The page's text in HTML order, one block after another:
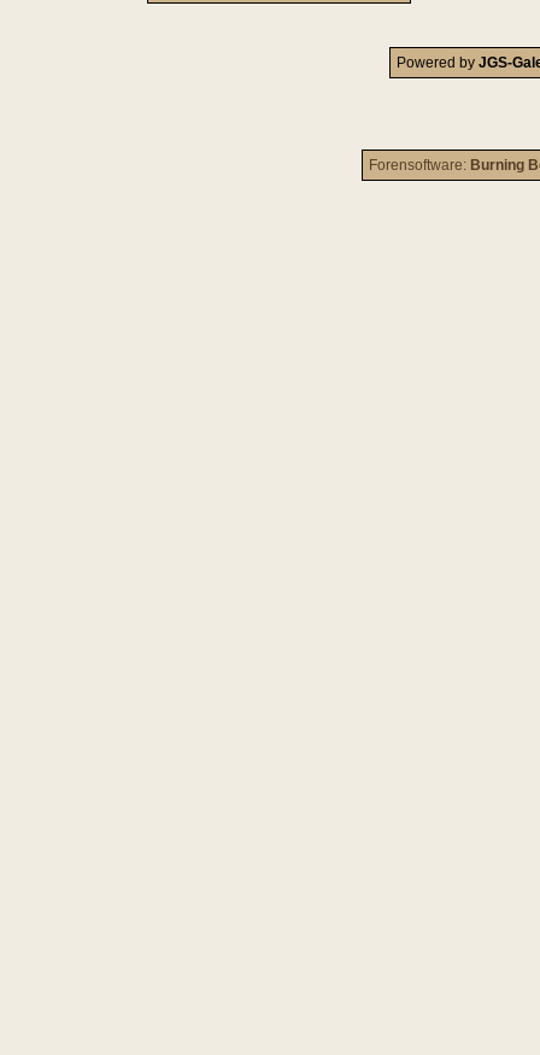
Powered by JGS-
Forensoftware: Burning